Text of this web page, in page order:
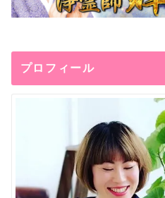
プロフィール